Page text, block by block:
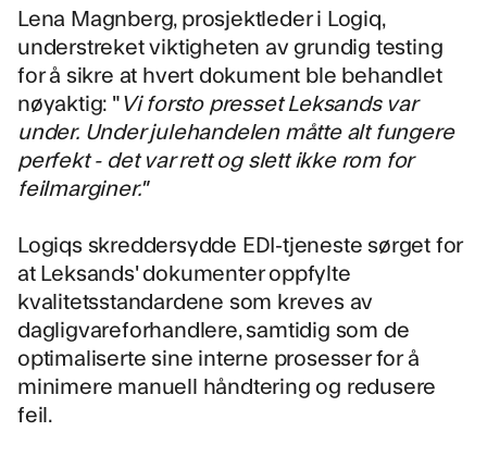
Lena Magnberg, prosjektleder i Logiq,
understreket viktigheten av grundig testing
for å sikre at hvert dokument ble behandlet
nøyaktig: "Vi forsto presset Leksands var
under. Under julehandelen måtte alt fungere
perfekt - det var rett og slett ikke rom for
feilmarginer."
Logiqs skreddersydde EDI-tjeneste sørget for
at Leksands' dokumenter oppfylte
kvalitetsstandardene som kreves av
dagligvareforhandlere, samtidig som de
optimaliserte sine interne prosesser for å
minimere manuell håndtering og redusere
feil.